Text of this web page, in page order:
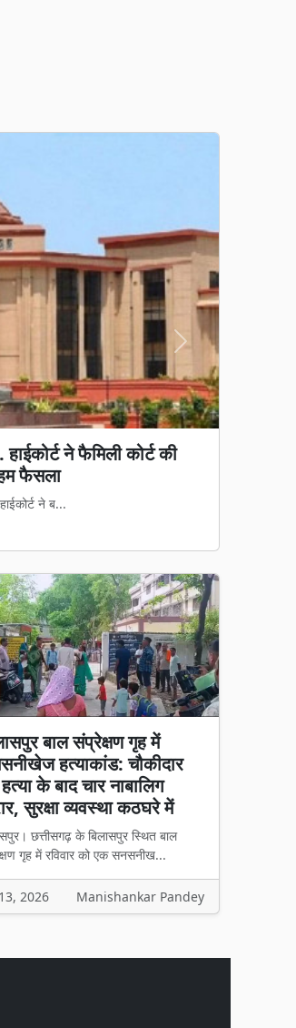
शिकार, वनकर्मियों से
फिर बाघ की ...
Next
बाल संप्रेक्षण गृह में
हत्याकांड: चौकीदार
के बाद चार नाबालिग
सुरक्षा व्यवस्था कठघरे में
छत्तीसगढ़ के बिलासपुर स्थित बाल
गृह में रविवार को एक सनसनीख...
2026 Manishankar Pandey